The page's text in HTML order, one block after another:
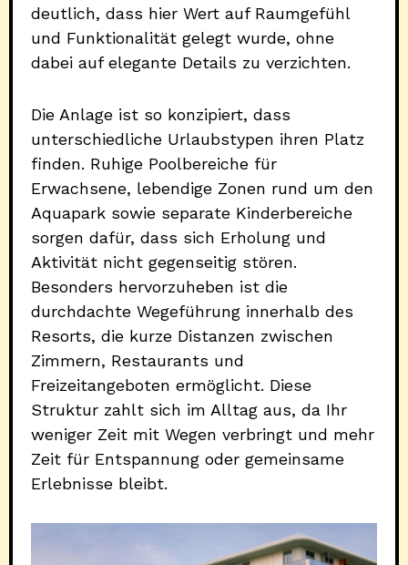
deutlich, dass hier Wert auf Raumgefühl
und Funktionalität gelegt wurde, ohne
dabei auf elegante Details zu verzichten.
Die Anlage ist so konzipiert, dass
unterschiedliche Urlaubstypen ihren Platz
finden. Ruhige Poolbereiche für
Erwachsene, lebendige Zonen rund um den
Aquapark sowie separate Kinderbereiche
sorgen dafür, dass sich Erholung und
Aktivität nicht gegenseitig stören.
Besonders hervorzuheben ist die
durchdachte Wegeführung innerhalb des
Resorts, die kurze Distanzen zwischen
Zimmern, Restaurants und
Freizeitangeboten ermöglicht. Diese
Struktur zahlt sich im Alltag aus, da Ihr
weniger Zeit mit Wegen verbringt und mehr
Zeit für Entspannung oder gemeinsame
Erlebnisse bleibt.